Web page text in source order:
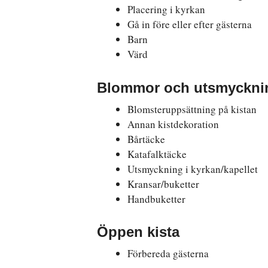
Placering i kyrkan
Gå in före eller efter gästerna
Barn
Värd
Blommor och
Blomsteruppsättning på kistan
Annan kistdekoration
Bårtäcke
Katafalktäcke
Utsmyckning i kyrkan/kapellet
Kransar/buketter
Handbuketter
Öppen kista
Förbereda gästerna